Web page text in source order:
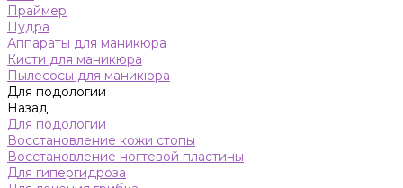
Праймер
Пудра
Аппараты для маникюра
Кисти для маникюра
Пылесосы для маникюра
Для подологии
Назад
Для подологии
Восстановление кожи стопы
Восстановление ногтевой пластины
Для гипергидроза